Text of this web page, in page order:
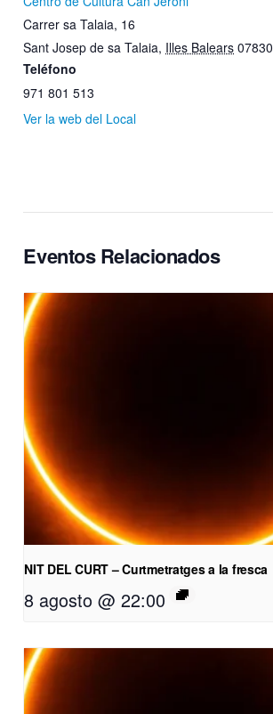
Carrer sa Talaia, 16
Sant Josep de sa Talaia, Illes Balears 07830
Teléfono
971 801 513
Ver la web del Local
Eventos Relacionados
NIT DEL CURT – Curtmetratges a la fresca
8 agosto @ 22:00